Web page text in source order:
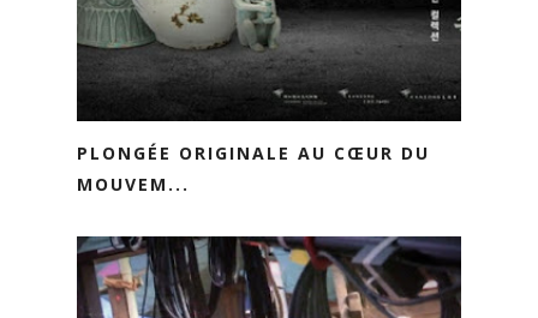
PLONGÉE ORIGINALE AU CŒUR DU
MOUVEM...